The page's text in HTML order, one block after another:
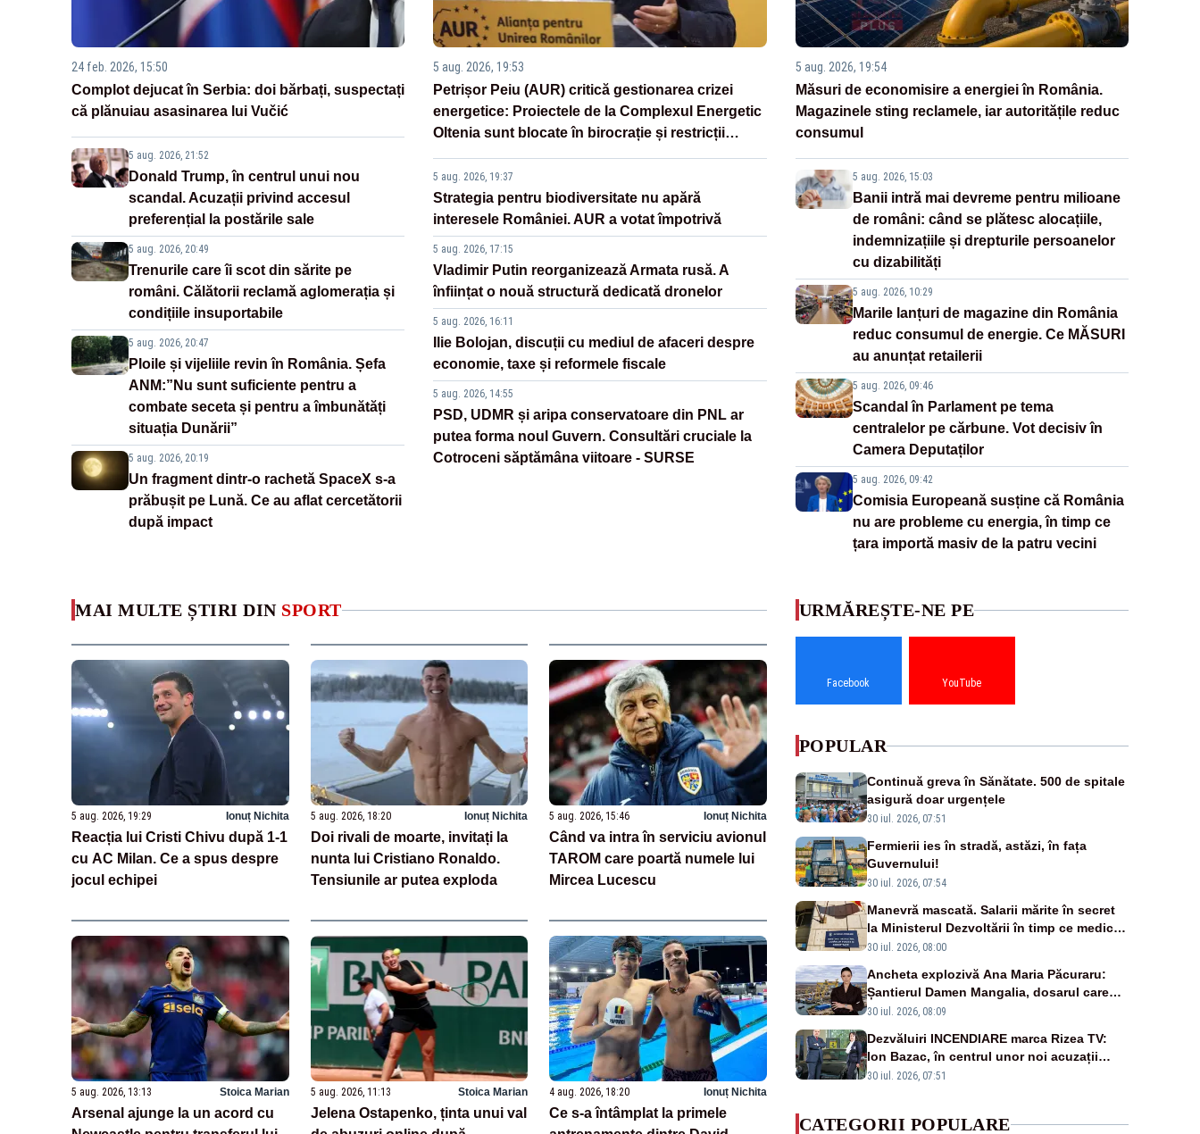
24 feb. 2026, 15:50
Complot dejucat în Serbia: doi bărbați, suspectați
că plănuiau asasinarea lui Vučić
5 aug. 2026, 21:52
Donald Trump, în centrul unui nou
scandal. Acuzații privind accesul
preferențial la postările sale
5 aug. 2026, 20:49
Trenurile care îi scot din sărite pe
români. Călătorii reclamă aglomerația și
condițiile insuportabile
5 aug. 2026, 20:47
Ploile și vijeliile revin în România. Șefa
ANM:”Nu sunt suficiente pentru a
combate seceta și pentru a îmbunătăți
situația Dunării”
5 aug. 2026, 20:19
Un fragment dintr-o rachetă SpaceX s-a
prăbușit pe Lună. Ce au aflat cercetătorii
după impact
5 aug. 2026, 19:53
Petrișor Peiu (AUR) critică gestionarea crizei
energetice: Proiectele de la Complexul Energetic
Oltenia sunt blocate în birocrație și restricții
5 aug. 2026, 19:37
Strategia pentru biodiversitate nu apără
interesele României. AUR a votat împotrivă
5 aug. 2026, 17:15
Vladimir Putin reorganizează Armata rusă. A
înființat o nouă structură dedicată dronelor
5 aug. 2026, 16:11
Ilie Bolojan, discuții cu mediul de afaceri despre
economie, taxe și reformele fiscale
5 aug. 2026, 14:55
PSD, UDMR și aripa conservatoare din PNL ar
putea forma noul Guvern. Consultări cruciale la
Cotroceni săptămâna viitoare - SURSE
5 aug. 2026, 19:54
Măsuri de economisire a energiei în România.
Magazinele sting reclamele, iar autoritățile reduc
consumul
5 aug. 2026, 15:03
Banii intră mai devreme pentru milioane
de români: când se plătesc alocațiile,
indemnizațiile și drepturile persoanelor
cu dizabilități
5 aug. 2026, 10:29
Marile lanțuri de magazine din România
reduc consumul de energie. Ce MĂSURI
au anunțat retailerii
5 aug. 2026, 09:46
Scandal în Parlament pe tema
centralelor pe cărbune. Vot decisiv în
Camera Deputaților
5 aug. 2026, 09:42
Comisia Europeană susține că România
nu are probleme cu energia, în timp ce
țara importă masiv de la patru vecini
MAI MULTE ȘTIRI DIN SPORT
5 aug. 2026, 19:29 Ionuț Nichita
Reacția lui Cristi Chivu după 1-1
cu AC Milan. Ce a spus despre
jocul echipei
5 aug. 2026, 18:20 Ionuț Nichita
Doi rivali de moarte, invitați la
nunta lui Cristiano Ronaldo.
Tensiunile ar putea exploda
5 aug. 2026, 15:46 Ionuț Nichita
Când va intra în serviciu avionul
TAROM care poartă numele lui
Mircea Lucescu
5 aug. 2026, 13:13 Stoica Marian
Arsenal ajunge la un acord cu
5 aug. 2026, 11:13 Stoica Marian
Jelena Ostapenko, ținta unui val
4 aug. 2026, 18:20 Ionuț Nichita
Ce s-a întâmplat la primele
URMĂREȘTE-NE PE
Facebook YouTube
POPULAR
Continuă greva în Sănătate. 500 de spitale
asigură doar urgențele
30 iul. 2026, 07:51
Fermierii ies în stradă, astăzi, în fața
Guvernului!
30 iul. 2026, 07:54
Manevră mascată. Salarii mărite în secret
la Ministerul Dezvoltării în timp ce medicii
ies în stradă
30 iul. 2026, 08:00
Ancheta explozivă Ana Maria Păcuraru:
Șantierul Damen Mangalia, dosarul care
scufundă apărarea României
30 iul. 2026, 08:09
Dezvăluiri INCENDIARE marca Rizea TV:
Ion Bazac, în centrul unor noi acuzații
publice
30 iul. 2026, 07:51
CATEGORII POPULARE